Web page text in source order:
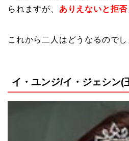
られますが、 ありえないと拒否
これから二人はどうなるのでし
イ・ユンジ/イ・ジェシン(